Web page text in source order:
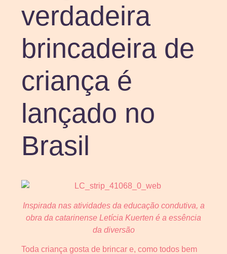
verdadeira
brincadeira de
criança é
lançado no
Brasil
Inspirada nas atividades da educação condutiva, a
obra da catarinense Letícia Kuerten é a essência
da diversão
Toda criança gosta de brincar e, como todos bem